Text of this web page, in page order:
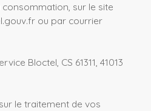
consommation, sur le site
ou par courrier
Bloctel, CS 61311, 41013
le traitement de vos